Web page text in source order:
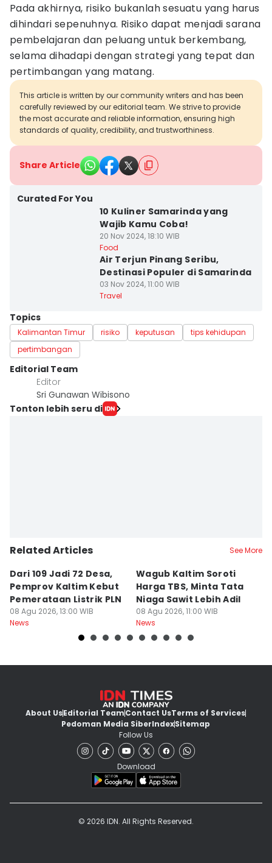
Pada akhirnya, risiko bukanlah sesuatu yang harus
dihindari sepenuhnya. Risiko dapat menjadi sarana
pembelajaran dan peluang untuk berkembang,
selama dihadapi dengan strategi yang tepat dan
pertimbangan yang matang.
This article is written by our community writers and has been
carefully reviewed by our editorial team. We strive to provide
the most accurate and reliable information, ensuring high
standards of quality, credibility, and trustworthiness.
Share Article
Curated For You
10 Kuliner Samarinda yang
Wajib Kamu Coba!
20 Nov 2024, 18:10 WIB
Food
Air Terjun Pinang Seribu,
Destinasi Populer di Samarinda
03 Nov 2024, 11:00 WIB
Travel
Topics
Kalimantan Timur risiko keputusan
tips kehidupan
pertimbangan
Editorial Team
Editor
Sri Gunawan Wibisono
Tonton lebih seru di
Related Articles See More
Dari 109 Jadi 72 Desa,
Pemprov Kaltim Kebut
Pemerataan Listrik PLN
08 Agu 2026, 13:00 WIB
News
Wagub Kaltim Soroti
Harga TBS, Minta Tata
Niaga Sawit Lebih Adil
08 Agu 2026, 11:00 WIB
News
About UsEditorial TeamContact UsTerms of Services
Pedoman Media SiberIndexSitemap
Follow Us
Download
© 2026 IDN. All Rights Reserved.